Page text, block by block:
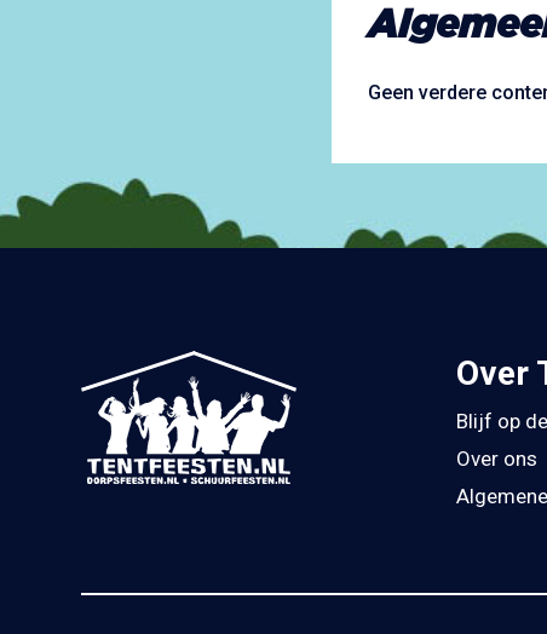
Geen verdere
Over
Blijf op
Over ons